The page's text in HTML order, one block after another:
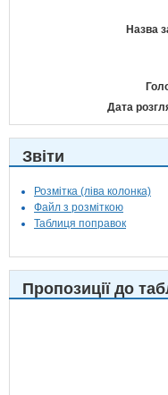
Назва
Дата
Звіти
Розмітка (ліва колонка)
Файл з розміткою
Таблиця поправок
Пропозиції до